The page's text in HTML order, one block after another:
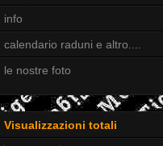
info
calendario raduni e altro....
le nostre foto
Visualizzazioni totali